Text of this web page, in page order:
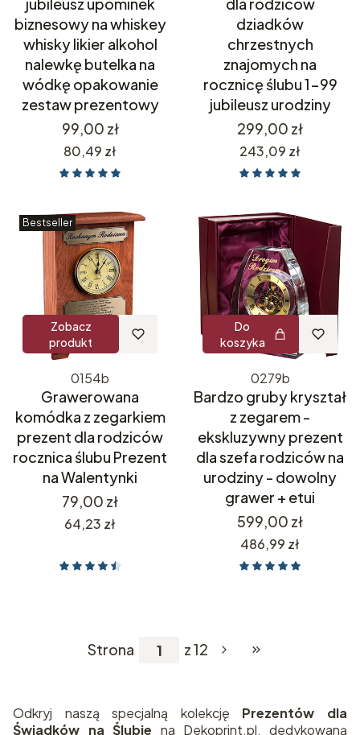
biznesowy na whiskey
whisky likier alkohol
nalewkę butelka na
wódkę opakowanie
zestaw prezentowy
Cena
99,00 zł
Cena
80,49 zł
dziadków
chrzestnych
znajomych na
rocznicę ślubu 1-99
jubileusz urodziny
Cena
299,00 zł
Cena
243,09 zł
Bestseller
Zobacz
produkt
0154b
Grawerowana
komódka z zegarkiem
prezent dla rodziców
rocznica ślubu Prezent
na Walentynki
Cena
79,00 zł
Cena
64,23 zł
Do
koszyka
0279b
Bardzo gruby kryształ
z zegarem -
ekskluzywny prezent
dla szefa rodziców na
urodziny - dowolny
grawer + etui
Cena
599,00 zł
Cena
486,99 zł
Strona z 12 Przejdź do
Odkryj naszą specjalną kolekcję Prezentów dla
Świadków na Ślubie na Dekoprint.pl, dedykowaną